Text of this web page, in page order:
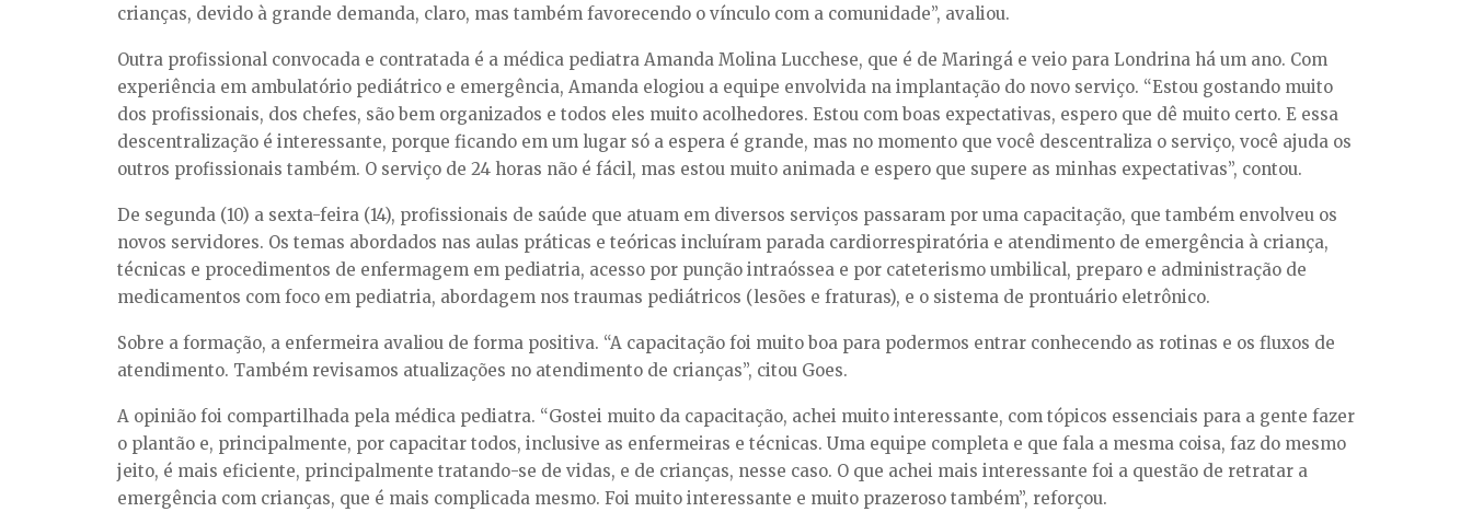
crianças, devido à grande demanda, claro, mas também favorecendo o vínculo com a comunidade”, avaliou.
Outra profissional convocada e contratada é a médica pediatra Amanda Molina Lucchese, que é de Maringá e veio para Londrina há um ano. Com
experiência em ambulatório pediátrico e emergência, Amanda elogiou a equipe envolvida na implantação do novo serviço. “Estou gostando muito
dos profissionais, dos chefes, são bem organizados e todos eles muito acolhedores. Estou com boas expectativas, espero que dê muito certo. E essa
descentralização é interessante, porque ficando em um lugar só a espera é grande, mas no momento que você descentraliza o serviço, você ajuda os
outros profissionais também. O serviço de 24 horas não é fácil, mas estou muito animada e espero que supere as minhas expectativas”, contou.
De segunda (10) a sexta-feira (14), profissionais de saúde que atuam em diversos serviços passaram por uma capacitação, que também envolveu os
novos servidores. Os temas abordados nas aulas práticas e teóricas incluíram parada cardiorrespiratória e atendimento de emergência à criança,
técnicas e procedimentos de enfermagem em pediatria, acesso por punção intraóssea e por cateterismo umbilical, preparo e administração de
medicamentos com foco em pediatria, abordagem nos traumas pediátricos (lesões e fraturas), e o sistema de prontuário eletrônico.
Sobre a formação, a enfermeira avaliou de forma positiva. “A capacitação foi muito boa para podermos entrar conhecendo as rotinas e os fluxos de
atendimento. Também revisamos atualizações no atendimento de crianças”, citou Goes.
A opinião foi compartilhada pela médica pediatra. “Gostei muito da capacitação, achei muito interessante, com tópicos essenciais para a gente fazer
o plantão e, principalmente, por capacitar todos, inclusive as enfermeiras e técnicas. Uma equipe completa e que fala a mesma coisa, faz do mesmo
jeito, é mais eficiente, principalmente tratando-se de vidas, e de crianças, nesse caso. O que achei mais interessante foi a questão de retratar a
emergência com crianças, que é mais complicada mesmo. Foi muito interessante e muito prazeroso também”, reforçou.